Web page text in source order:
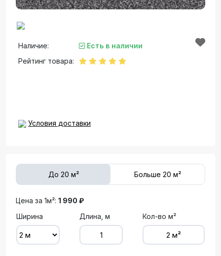
Наличие:
Есть в наличии
Рейтинг товара:
Условия доставки
До 20 м² Больше 20 м²
Цена за 1м²: 1 990 ₽
Ширина
Длина, м Кол-во м²